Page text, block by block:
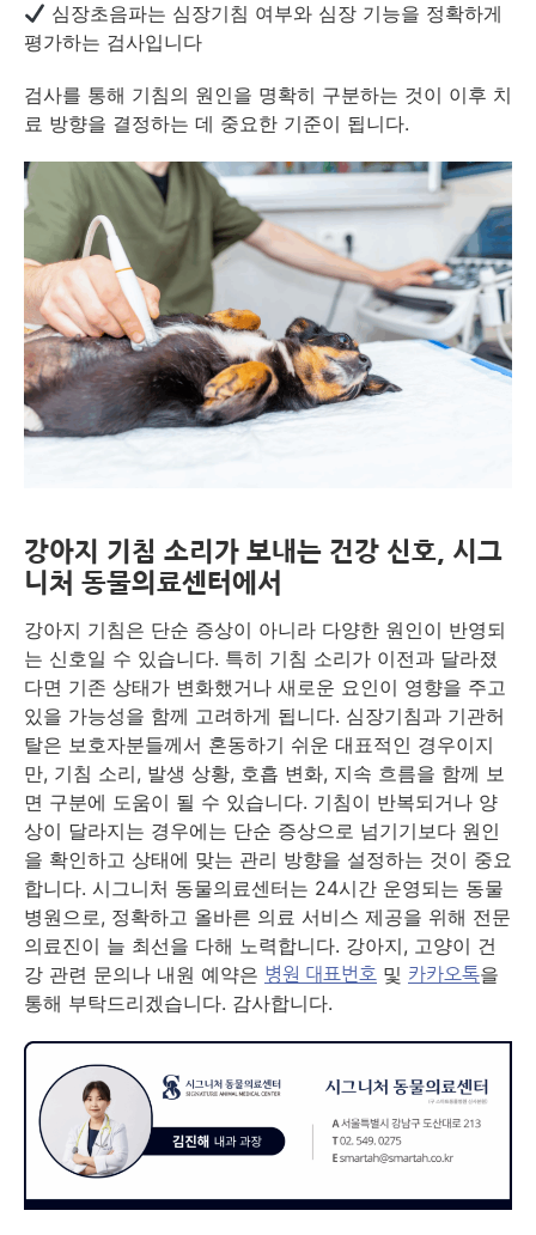
심장초음파는 심장기침 여부와 심장 기능을 정확하게
평가하는 검사입니다
검사를 통해 기침의 원인을 명확히 구분하는 것이 이후 치
료 방향을 결정하는 데 중요한 기준이 됩니다.
강아지 기침 소리가 보내는 건강 신호, 시그
니처 동물의료센터에서
강아지 기침은 단순 증상이 아니라 다양한 원인이 반영되
는 신호일 수 있습니다. 특히 기침 소리가 이전과 달라졌
다면 기존 상태가 변화했거나 새로운 요인이 영향을 주고
있을 가능성을 함께 고려하게 됩니다. 심장기침과 기관허
탈은 보호자분들께서 혼동하기 쉬운 대표적인 경우이지
만, 기침 소리, 발생 상황, 호흡 변화, 지속 흐름을 함께 보
면 구분에 도움이 될 수 있습니다. 기침이 반복되거나 양
상이 달라지는 경우에는 단순 증상으로 넘기기보다 원인
을 확인하고 상태에 맞는 관리 방향을 설정하는 것이 중요
합니다. 시그니처 동물의료센터는 24시간 운영되는 동물
병원으로, 정확하고 올바른 의료 서비스 제공을 위해 전문
의료진이 늘 최선을 다해 노력합니다. 강아지, 고양이 건
강 관련 문의나 내원 예약은 병원 대표번호 및 카카오톡을
통해 부탁드리겠습니다. 감사합니다.